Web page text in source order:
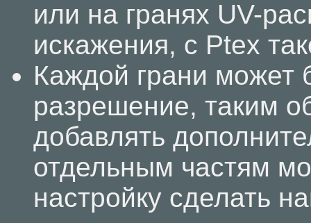
или на гранях UV-
искажения, с Ptex
Каждой грани может
разрешение, таким
добавлять
отдельным частям
настройку сделать